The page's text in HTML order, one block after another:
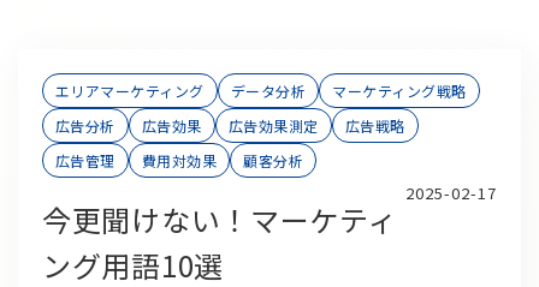
エリアマーケティング データ分析
マーケティング戦略
広告分析
広告効果 広告効果測定
広告戦略
広告管理
費用対効果 顧客分析
2025-02-17
今更聞けない！マーケティ
ング用語10選